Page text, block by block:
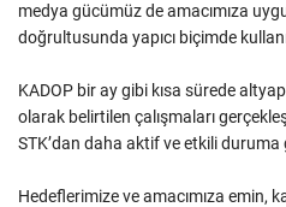
medya gücümüz de amacımıza
doğrultusunda yapıcı biçimde
KADOP bir ay gibi kısa sürede
olarak belirtilen çalışmaları
STK’dan daha aktif ve etkili duruma
Hedeflerimize ve amacımıza emin,